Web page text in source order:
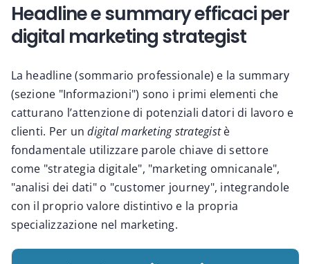
Headline e summary efficaci per
digital marketing strategist
La headline (sommario professionale) e la summary
(sezione "Informazioni") sono i primi elementi che
catturano l’attenzione di potenziali datori di lavoro e
clienti. Per undigital marketing strategistè
fondamentale utilizzare parole chiave di settore
come "strategia digitale", "marketing omnicanale",
"analisi dei dati" o "customer journey", integrandole
con il proprio valore distintivo e la propria
specializzazione nel marketing.